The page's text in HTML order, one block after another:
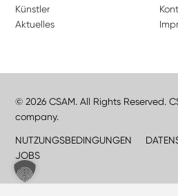
Künstler
Aktuelles
© 2026 CSAM. All Rights Reserved.
company.
NUTZUNGSBEDINGUNGEN
JOBS